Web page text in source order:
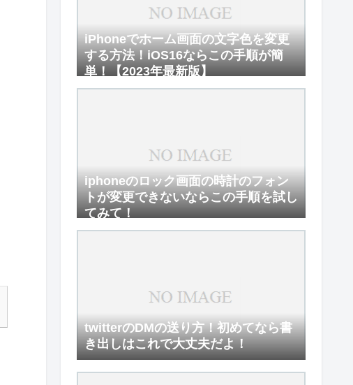
iPhoneでホーム画面の文字色を変更
する方法！iOS16ならこの手順が簡
単！【2023年最新版】
iphoneのロック画面の時計のフォン
トが変更できないならこの手順を試し
てみて！
twitterのDMの送り方！初めてなら書
き出しはこれで大丈夫だよ！